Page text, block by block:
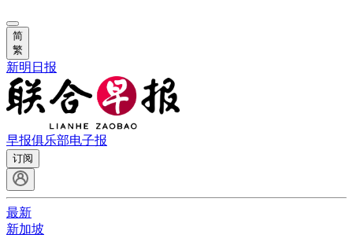
简
繁
新明日报
早报俱乐部电子报
订阅
最新
新加坡